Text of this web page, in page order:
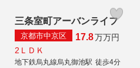
三条室町アーバンライフ
京都市中京区 17.8万万円
2ＬＤＫ
地下鉄烏丸線烏丸御池駅 徒歩4分